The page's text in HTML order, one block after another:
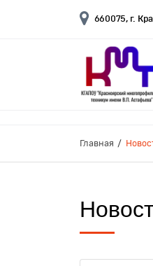
660075, г.
Главная